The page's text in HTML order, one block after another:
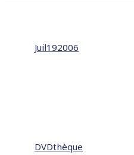
Juil192006
DVDthèque